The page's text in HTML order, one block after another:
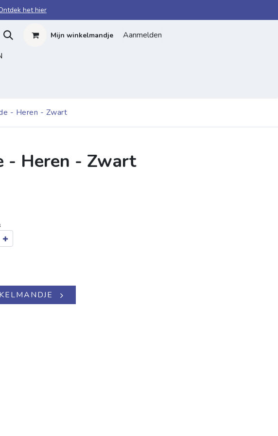
het hier
Mijn winkelmandje
Aanmelden
- Heren - Zwart
- Heren - Zwart